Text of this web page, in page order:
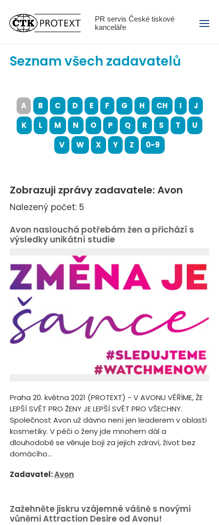
PR servis České tiskové
kanceláře
Menu
Seznam všech zadavatelů
A B C D E F G H CH I
J
K
L M N O P Q R S T
U
V
W X Y Z 0-9
Zobrazuji zprávy zadavatele: Avon
Nalezený počet: 5
Avon naslouchá potřebám žen a přichází s
výsledky unikátní studie
Praha 20. května 2021 (PROTEXT) - V AVONU VĚŘÍME, ŽE
LEPŠÍ SVĚT PRO ŽENY JE LEPŠÍ SVĚT PRO VŠECHNY.
Společnost Avon už dávno není jen leaderem v oblasti
kosmetiky. V péči o ženy jde mnohem dál a
dlouhodobě se věnuje boji za jejich zdraví, život bez
domácího...
Zadavatel:Avon
Zažehněte jiskru vzájemné vášně s novými
vůněmi Attraction Desire od Avonu!